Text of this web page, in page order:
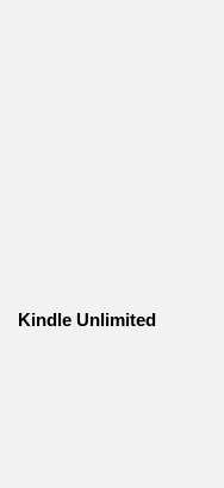
Kindle Unlimited